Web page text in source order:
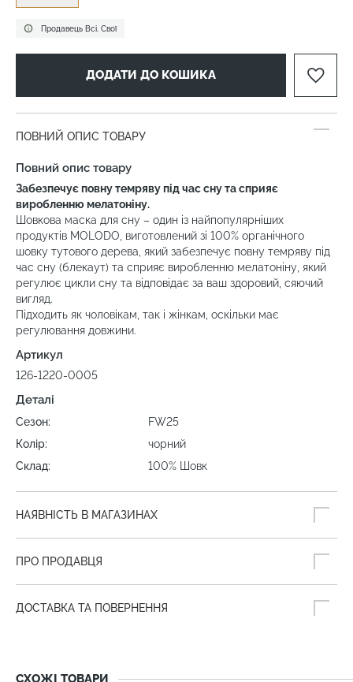
Продавець Всі. Свої
ДОДАТИ ДО КОШИКА
ПОВНИЙ ОПИС ТОВАРУ
Повний опис товару
Забезпечує повну темряву під час сну та сприяє
виробленню мелатоніну.
Шовкова маска для сну – один із найпопулярніших
продуктів MOLODO, виготовлений зі 100% органічного
шовку тутового дерева, який забезпечує повну темряву під
час сну (блекаут) та сприяє виробленню мелатоніну, який
регулює цикли сну та відповідає за ваш здоровий, сяючий
вигляд.
Підходить як чоловікам, так і жінкам, оскільки має
регулювання довжини.
Артикул
126-1220-0005
Деталі
Сезон:
FW25
Колір:
чорний
Склад:
100% Шовк
НАЯВНІСТЬ В МАГАЗИНАХ
ПРО ПРОДАВЦЯ
ДОСТАВКА ТА ПОВЕРНЕННЯ